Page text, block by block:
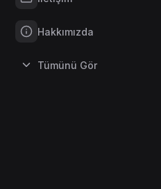
Hakkımızda
Tümünü Gör